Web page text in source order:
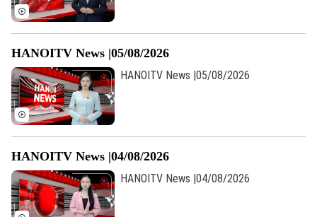
Âm nhạc
HANOITV News |05/08/2026
HANOITV News |05/08/2026
HANOITV News |04/08/2026
HANOITV News |04/08/2026